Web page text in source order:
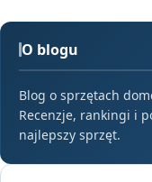
O blogu
Blog o sprzętach
Recenzje, rankingi i
najlepszy sprzęt.